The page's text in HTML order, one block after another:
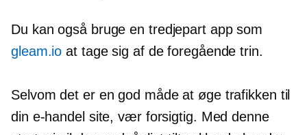
Du kan også bruge en tredjepartapp som
gleam.io at tage sig af de foregående trin.
Selvom det er en god måde at øge trafikken til
din e-handel site, vær forsigtig. Med denne